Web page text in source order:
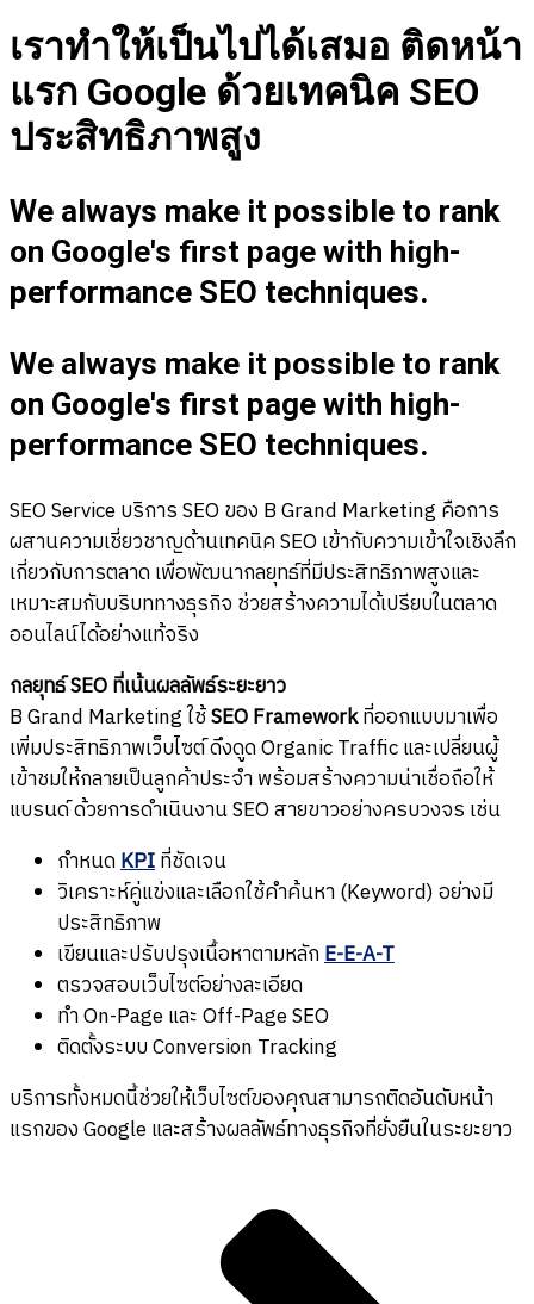
เราทำให้เป็นไปได้เสมอ ติดหน้า
แรก Google ด้วยเทคนิค SEO
ประสิทธิภาพสูง
We always make it possible to rank
on Google's first page with high-
performance SEO techniques.
We always make it possible to rank
on Google's first page with high-
performance SEO techniques.
SEO Service บริการ SEO ของ B Grand Marketing คือการ
ผสานความเชี่ยวชาญด้านเทคนิค SEO เข้ากับความเข้าใจเชิงลึก
เกี่ยวกับการตลาด เพื่อพัฒนากลยุทธ์ที่มีประสิทธิภาพสูงและ
เหมาะสมกับบริบททางธุรกิจ ช่วยสร้างความได้เปรียบในตลาด
ออนไลน์ได้อย่างแท้จริง
กลยุทธ์ SEO ที่เน้นผลลัพธ์ระยะยาว
B Grand Marketing ใช้SEO Frameworkที่ออกแบบมาเพื่อ
เพิ่มประสิทธิภาพเว็บไซต์ ดึงดูด Organic Traffic และเปลี่ยนผู้
เข้าชมให้กลายเป็นลูกค้าประจำ พร้อมสร้างความน่าเชื่อถือให้
แบรนด์ ด้วยการดำเนินงาน SEO สายขาวอย่างครบวงจร เช่น
กำหนดKPIที่ชัดเจน
วิเคราะห์คู่แข่งและเลือกใช้คำค้นหา (Keyword) อย่างมี
ประสิทธิภาพ
เขียนและปรับปรุงเนื้อหาตามหลักE-E-A-T
ตรวจสอบเว็บไซต์อย่างละเอียด
ทำ On-Page และ Off-Page SEO
ติดตั้งระบบ Conversion Tracking
บริการทั้งหมดนี้ช่วยให้เว็บไซต์ของคุณสามารถติดอันดับหน้า
แรกของ Google และสร้างผลลัพธ์ทางธุรกิจที่ยั่งยืนในระยะยาว